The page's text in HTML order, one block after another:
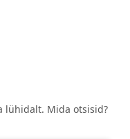
lühidalt. Mida otsisid?